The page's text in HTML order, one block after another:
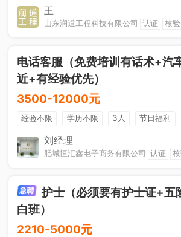
加班补助
王
山东润道工程科技有限公司 认证 核验
电话客服（免费培训有话术+汽
近+有经验优先）
3500-12000元
经验不限 学历不限 3人
节日福利
休假制度
综合补贴
刘经理
肥城恒汇鑫电子商务有限公司 认证
护士（必须要有护士证+五
白班）
2210-5000元